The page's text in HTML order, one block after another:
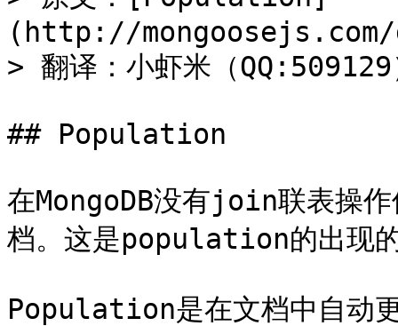
(http://
> 翻译：小虾米（QQ:509129
## Population
在MongoDB没有join联表操
档。这是population的出现
Population是在文档中自动